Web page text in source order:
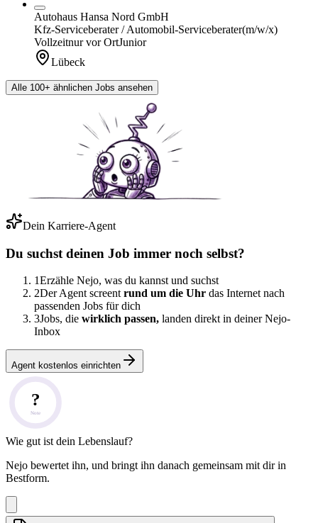
Autohaus Hansa Nord GmbH
Kfz-Serviceberater / Automobil-Serviceberater(m/w/x)
Vollzeitnur vor OrtJunior
Lübeck
Alle 100+ ähnlichen Jobs ansehen
Dein Karriere-Agent
Du suchst deinen Job immer noch selbst?
1Erzähle Nejo, was du kannst und suchst
2Der Agent screent rund um die Uhr das Internet nach
passenden Jobs für dich
3Jobs, die wirklich passen, landen direkt in deiner Nejo-
Inbox
Agent kostenlos einrichten
?
Note
Wie gut ist dein Lebenslauf?
Nejo bewertet ihn, und bringt ihn danach gemeinsam mit dir in
Bestform.